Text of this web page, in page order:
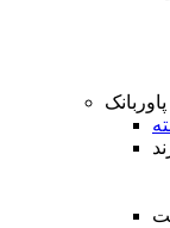
پاوربانک